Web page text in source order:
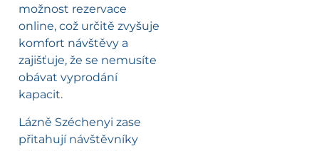
možnost rezervace
online, což určitě zvyšuje
komfort návštěvy a
zajišťuje, že se nemusíte
obávat vyprodání
kapacit.
Lázně Széchenyi zase
přitahují návštěvníky